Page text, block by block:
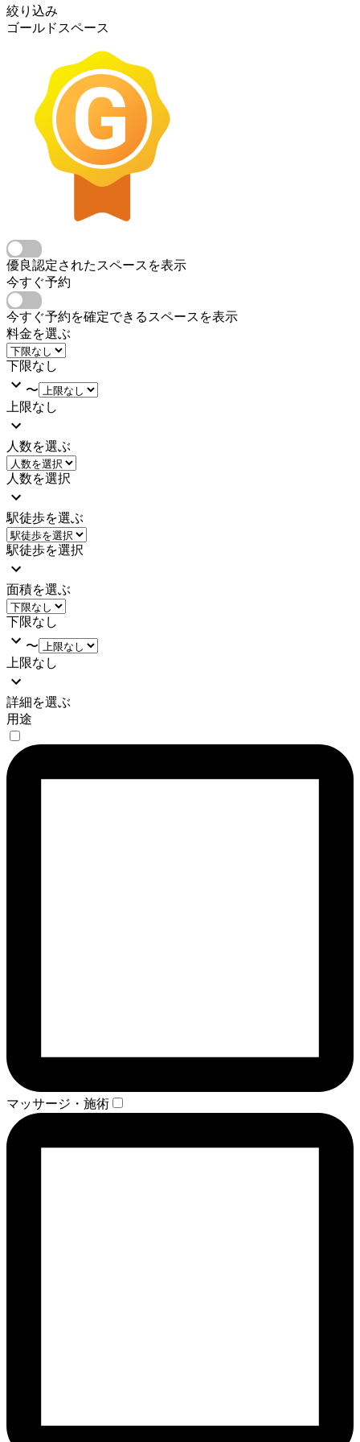
絞り込み
ゴールドスペース
優良認定されたスペースを表示
今すぐ予約
今すぐ予約を確定できるスペースを表示
料金を選ぶ
下限なし
〜
上限なし
人数を選ぶ
人数を選択
駅徒歩を選ぶ
駅徒歩を選択
面積を選ぶ
下限なし
〜
上限なし
詳細を選ぶ
用途
マッサージ・施術